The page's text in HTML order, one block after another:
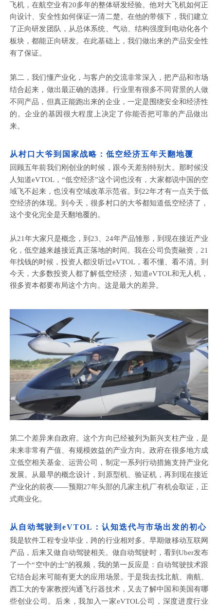
飞机 ，在航空业有20多年的整体研发经验。他对大飞机如何正
向设计、安全性如何保证一清二楚。在他的带领下，我们建立
了正向研发团队，从总体系统、 气动、 结构强度到电动化各个
板块，都能正向研发。在此基础上，我们做出来的产品安全性
有了保证。
第二，我们懂产业化，与客户的交流非常深入，把产品和市场
结合起来，做出最正确的选择。行业里有很多不同背景的人做
不同产品，但真正能跑出来的企业，一定是围绕安全和经济性
的。企业的基因很大程度上决定了你能否把可靠的产品做出
来。
从村口大爷到国家战略：低空经济五年天翻地覆
回顾五年前我们刚创业的时候，跟今天差别特别大。那时候没
人知道eVTOL，“低空经济”这个词也没有，大家都说中国的空
域飞不起来，也没有空域改革示范省。到22年才有一点关于低
空经济的体现。到今天，很多村口的大爷都知道低空经济了，
这个变化完全是天翻地覆的。
从21年大家只是概念，到23、24年产品雏形，到现在接近产业
化，低空越来越接近真正落地的时间。我在公司负责融资，21
年找钱的时候，投资人都没听过eVTOL，看不懂、看不清。到
今天，大多数投资人都了解低空经济，知道eVTOL和无人机，
很多资本都要布局这个方向。这是最大的差异。
第二个差异来自政府。这个方向已经被列为新兴支柱产业，是
未来非常有产值、有规模效益的产业方向。政府在很多地方成
立低空相关基金、运营公司，制定一系列行动措施支持产业化
发展。从最早的概念设计，到原型机、验证机，再到现在接近
产业化的前夜——预期27年头部的几家主机厂有机会取证，正
式商业化。
从自动驾驶到 eVTOL：认知迭代与市场出发的初心
我是软件工程专业毕业，跨的行业相对多。早期做移动互联网
产品，后来又做自动驾驶相关。做自动驾驶时，看到 Uber发布
了一个“空中的士”的视频 ，我的第一反应是：自动驾驶技术跟
它结合起来可能有更大的应用场景。于是我去找北航、南航、
西工大的专家教授沟通飞行器技术，又去了解中国和美国有哪
些创业公司。
后来，我加入一家eVTOL公司 ， 深度进度行业